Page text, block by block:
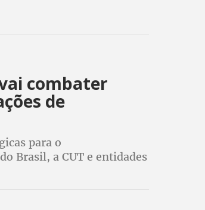
combater
de
para o
Brasil, a CUT e entidades